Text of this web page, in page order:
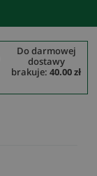
do darmowej
dostawy
brakuje: 40.00 zł